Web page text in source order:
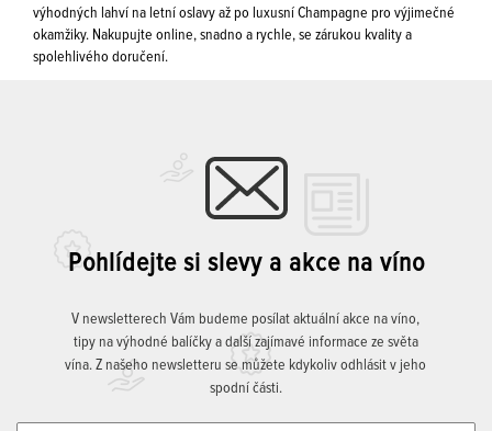
výhodných lahví na letní oslavy až po luxusní Champagne pro výjimečné
okamžiky. Nakupujte online, snadno a rychle, se zárukou kvality a
spolehlivého doručení.
Pohlídejte si slevy a akce na víno
V newsletterech Vám budeme posílat aktuální akce na víno,
tipy na výhodné balíčky a další zajímavé informace ze světa
vína. Z našeho newsletteru se můžete kdykoliv odhlásit v jeho
spodní části.